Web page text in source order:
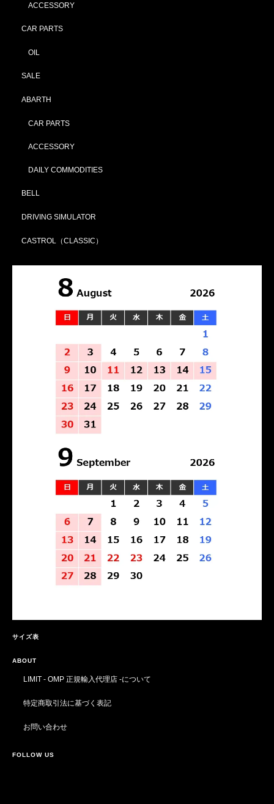
ACCESSORY
CAR PARTS
OIL
SALE
ABARTH
CAR PARTS
ACCESSORY
DAILY COMMODITIES
BELL
DRIVING SIMULATOR
CASTROL（CLASSIC）
サイズ表
ABOUT
LIMIT - OMP 正規輸入代理店 -について
特定商取引法に基づく表記
お問い合わせ
FOLLOW US